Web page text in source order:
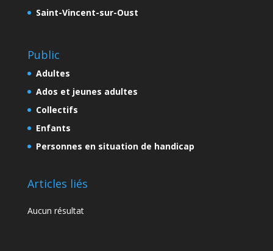
Saint-Vincent-sur-Oust
Public
Adultes
Ados et jeunes adultes
Collectifs
Enfants
Personnes en situation de handicap
Articles liés
Aucun résultat